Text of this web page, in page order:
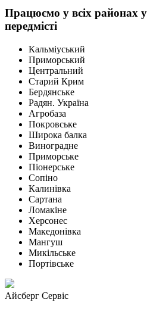
Працюємо у всіх районах у
передмісті
Кальміуський
Приморський
Центральний
Старий Крим
Бердянське
Радян. Україна
Агробаза
Покровське
Широка балка
Виноградне
Приморське
Піонерське
Сопіно
Калинівка
Сартана
Ломакіне
Херсонес
Македонівка
Мангуш
Микільське
Портівське
Айсберг Сервіс